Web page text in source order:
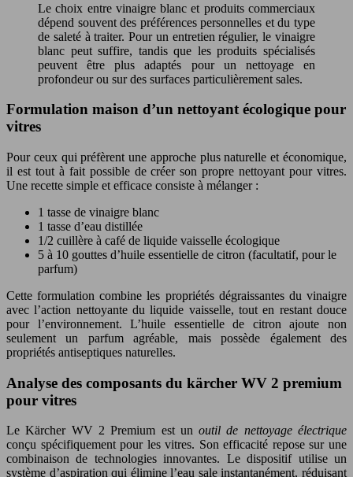
Le choix entre vinaigre blanc et produits commerciaux
dépend souvent des préférences personnelles et du type
de saleté à traiter. Pour un entretien régulier, le vinaigre
blanc peut suffire, tandis que les produits spécialisés
peuvent être plus adaptés pour un nettoyage en
profondeur ou sur des surfaces particulièrement sales.
Formulation maison d’un nettoyant écologique pour
vitres
Pour ceux qui préfèrent une approche plus naturelle et économique,
il est tout à fait possible de créer son propre nettoyant pour vitres.
Une recette simple et efficace consiste à mélanger :
1 tasse de vinaigre blanc
1 tasse d’eau distillée
1/2 cuillère à café de liquide vaisselle écologique
5 à 10 gouttes d’huile essentielle de citron (facultatif, pour le
parfum)
Cette formulation combine les propriétés dégraissantes du vinaigre
avec l’action nettoyante du liquide vaisselle, tout en restant douce
pour l’environnement. L’huile essentielle de citron ajoute non
seulement un parfum agréable, mais possède également des
propriétés antiseptiques naturelles.
Analyse des composants du kärcher WV 2 premium
pour vitres
Le Kärcher WV 2 Premium est unoutil de nettoyage électrique
conçu spécifiquement pour les vitres. Son efficacité repose sur une
combinaison de technologies innovantes. Le dispositif utilise un
système d’aspiration qui élimine l’eau sale instantanément, réduisant